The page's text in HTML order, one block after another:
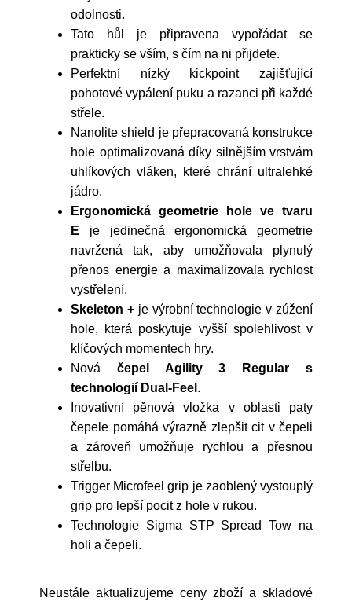
odolnosti.
Tato hůl je připravena vypořádat se
prakticky se vším, s čím na ni přijdete.
Perfektní nízký kickpoint zajišťující
pohotové vypálení puku a razanci při každé
střele.
Nanolite shield je přepracovaná konstrukce
hole optimalizovaná díky silnějším vrstvám
uhlíkových vláken, které chrání ultralehké
jádro.
Ergonomická geometrie hole ve tvaru
E je jedinečná ergonomická geometrie
navržená tak, aby umožňovala plynulý
přenos energie a maximalizovala rychlost
vystřelení.
Skeleton +je výrobní technologie v zúžení
hole, která poskytuje vyšší spolehlivost v
klíčových momentech hry.
Nová čepel Agility 3 Regular s
technologií Dual-Feel .
Inovativní pěnová vložka v oblasti paty
čepele pomáhá výrazně zlepšit cit v čepeli
a zároveň umožňuje rychlou a přesnou
střelbu.
Trigger Microfeel grip je zaoblený vystouplý
grip pro lepší pocit z hole v rukou.
Technologie Sigma STP Spread Tow na
holi a čepeli.
Neustále aktualizujeme ceny zboží a skladové